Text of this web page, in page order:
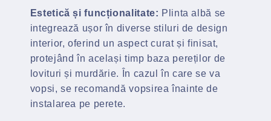
Estetică și funcționalitate: Plinta albă se
integrează ușor în diverse stiluri de design
interior, oferind un aspect curat și finisat,
protejând în același timp baza pereților de
lovituri și murdărie. În cazul în care se va
vopsi, se recomandă vopsirea înainte de
instalarea pe perete.